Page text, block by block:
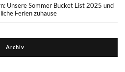
Unsere Sommer Bucket List 2025 und
Ferien zuhause
Archiv